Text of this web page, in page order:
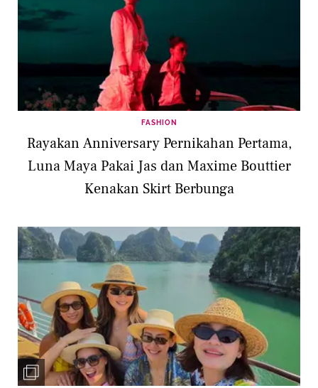
FASHION
Rayakan Anniversary Pernikahan Pertama,
Luna Maya Pakai Jas dan Maxime Bouttier
Kenakan Skirt Berbunga